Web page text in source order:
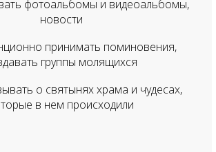
фотоальбомы и видеоальбомы,
новости
принимать поминовения,
группы молящихся
о святынях храма и чудесах,
в нем происходили